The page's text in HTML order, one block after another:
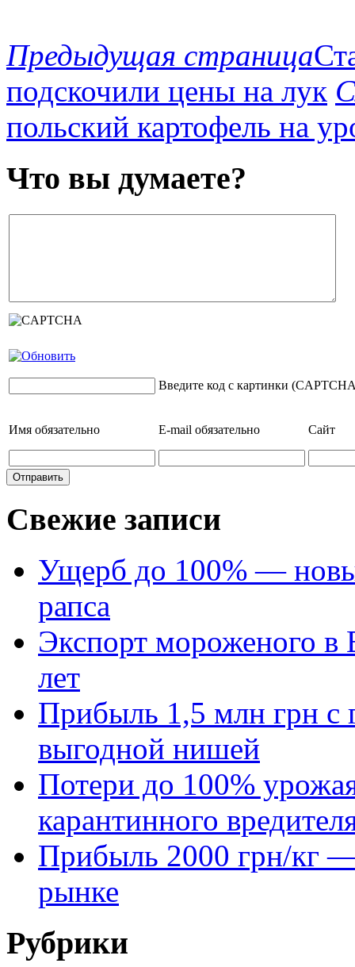
Предыдущая страница
подскочили цены на лук
польский картофель на
Что вы думаете?
Введите код с картинки
Имя обязательно E-mail обязательно Сайт
Свежие записи
Ущерб до 100% —
рапса
Экспорт мороженого в
лет
Прибыль 1,5 млн грн с
выгодной нишей
Потери до 100%
карантинного
Прибыль 2000 грн/кг —
рынке
Рубрики